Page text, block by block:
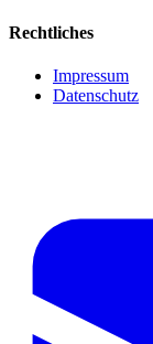
Rechtliches
Impressum
Datenschutz